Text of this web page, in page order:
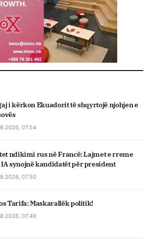
i kërkon Ekuadorit të shqyrtojë njohjen e
07:54
ndikimi rus në Francë: Lajmet e rreme
synojnë kandidatët për president
07:50
Tarifa: Maskarallëk politik!
07:49